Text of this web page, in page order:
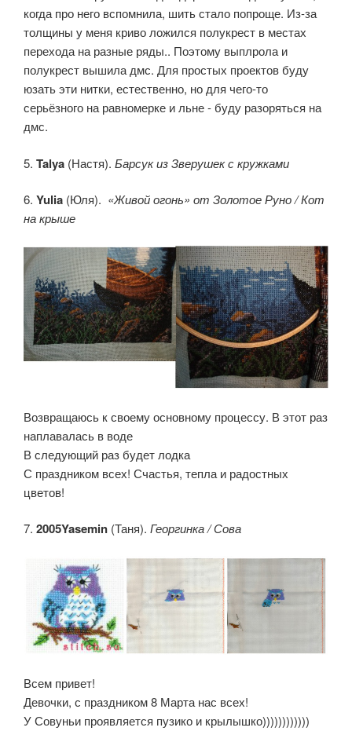
когда про него вспомнила, шить стало попроще. Из-за
толщины у меня криво ложился полукрест в местах
перехода на разные ряды.. Поэтому выплрола и
полукрест вышила дмс. Для простых проектов буду
юзать эти нитки, естественно, но для чего-то
серьёзного на равномерке и льне - буду разоряться на
дмс.
5. Talya (Настя). Барсук из Зверушек с кружками
6. Yulia (Юля). «Живой огонь» от Золотое Руно / Кот
на крыше
Возвращаюсь к своему основному процессу. В этот раз
наплавалась в воде
В следующий раз будет лодка
С праздником всех! Счастья, тепла и радостных
цветов!
7. 2005Yasemin (Таня). Георгинка / Сова
Всем привет!
Девочки, с праздником 8 Марта нас всех!
У Совуньи проявляется пузико и крылышко))))))))))))